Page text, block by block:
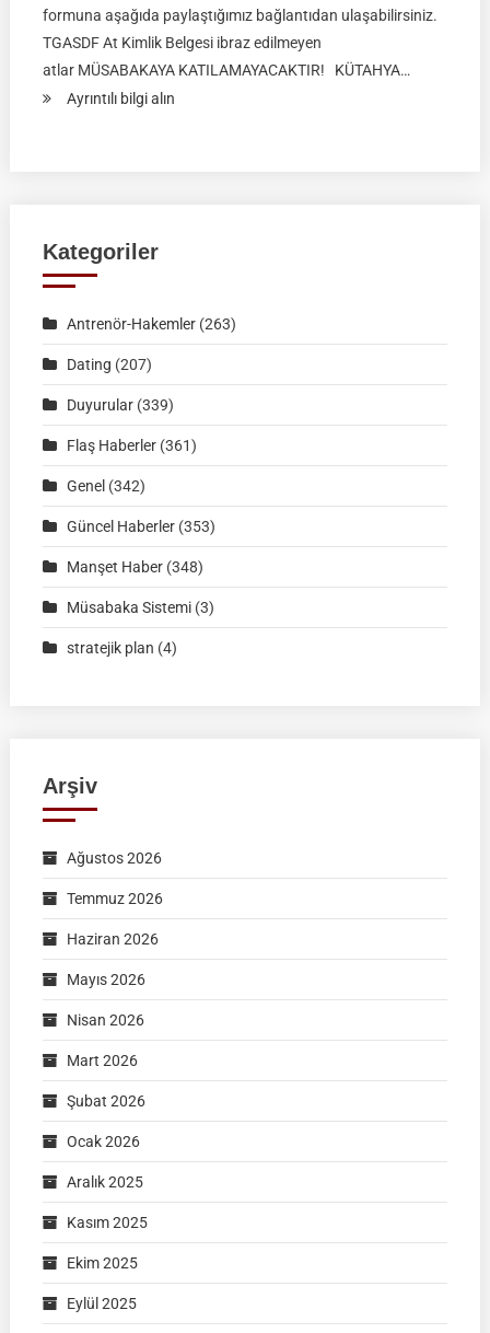
formuna aşağıda paylaştığımız bağlantıdan ulaşabilirsiniz.
TGASDF At Kimlik Belgesi ibraz edilmeyen
atlar MÜSABAKAYA KATILAMAYACAKTIR! KÜTAHYA…
Ayrıntılı bilgi alın:
02
2026
Müsabaka
Ön
Formu
Kategoriler
Antrenör-Hakemler(263)
Dating (207)
Duyurular(339)
Flaş Haberler(361)
Genel (342)
Güncel Haberler(353)
Manşet Haber(348)
Müsabaka Sistemi(3)
stratejik plan (4)
Arşiv
Ağustos 2026
Temmuz 2026
Haziran 2026
Mayıs 2026
Nisan 2026
Mart 2026
Şubat 2026
Ocak 2026
Aralık 2025
Kasım 2025
Ekim 2025
Eylül 2025